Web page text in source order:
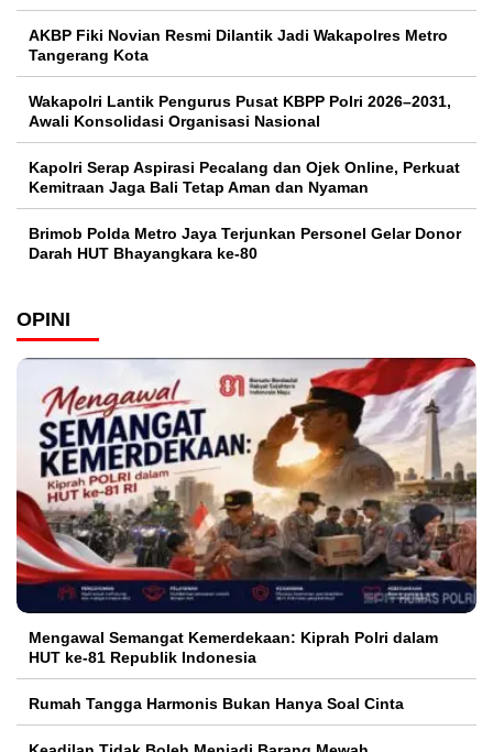
AKBP Fiki Novian Resmi Dilantik Jadi Wakapolres Metro
Tangerang Kota
Wakapolri Lantik Pengurus Pusat KBPP Polri 2026–2031,
Awali Konsolidasi Organisasi Nasional
Kapolri Serap Aspirasi Pecalang dan Ojek Online, Perkuat
Kemitraan Jaga Bali Tetap Aman dan Nyaman
Brimob Polda Metro Jaya Terjunkan Personel Gelar Donor
Darah HUT Bhayangkara ke-80
OPINI
Mengawal Semangat Kemerdekaan: Kiprah Polri dalam
HUT ke-81 Republik Indonesia
Rumah Tangga Harmonis Bukan Hanya Soal Cinta